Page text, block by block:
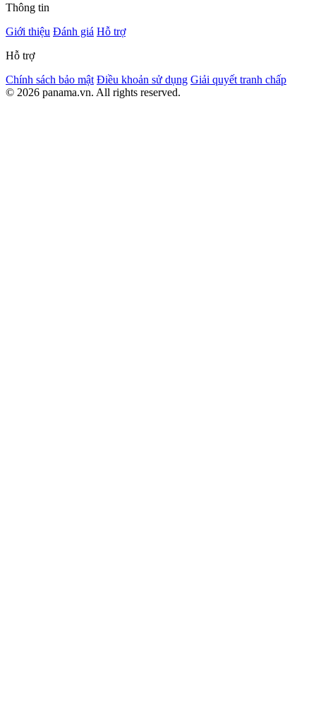
Thông tin
Giới thiệu Đánh giá Hỗ trợ
Hỗ trợ
Chính sách bảo mật Điều khoản sử dụng Giải quyết tranh chấp
© 2026 panama.vn. All rights reserved.